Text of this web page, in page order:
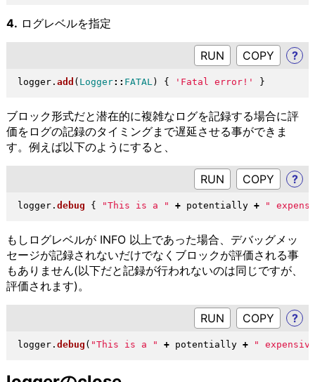
4. ログレベルを指定
RUN ?
logger. add ( Logger:: FATAL ) { 'Fatal error!' }
ブロック形式だと潜在的に複雑なログを記録する場合に評
価をログの記録のタイミングまで遅延させる事ができま
す。例えば以下のようにすると、
RUN ?
logger. debug { "This is a " + potentially + "
もしログレベルが INFO 以上であった場合、デバッグメッ
セージが記録されないだけでなくブロックが評価される事
もありません(以下だと記録が行われないのは同じですが、
評価されます)。
RUN ?
logger. debug ( "This is a " + potentially + "